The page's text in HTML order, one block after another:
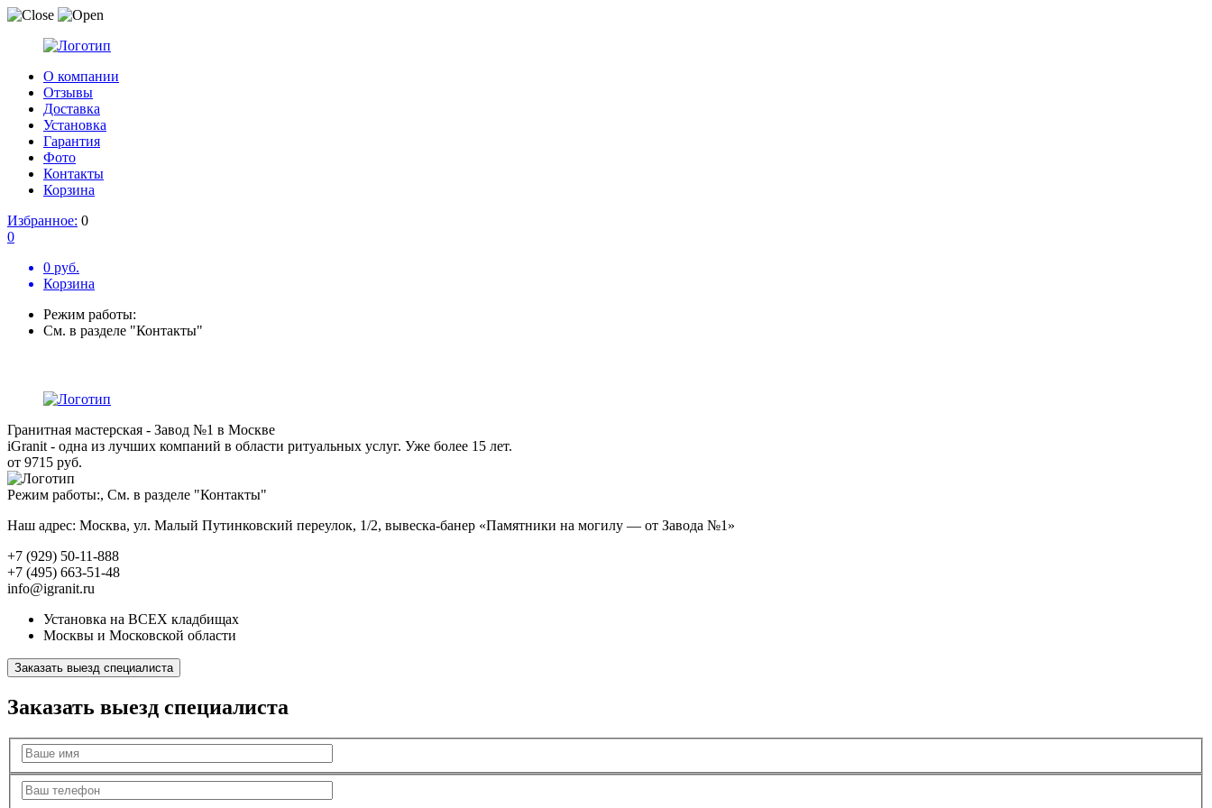
О компании
Отзывы
Доставка
Установка
Гарантия
Фото
Контакты
Корзина
Избранное: 0
0
0 руб.
Корзина
Режим работы:
См. в разделе "Контакты"
Гранитная мастерская - Завод №1 в Москве
iGranit - одна из лучших компаний в области ритуальных услуг. Уже более 15 лет.
от 9715 руб.
Режим работы:, См. в разделе "Контакты"
Наш адрес: Москва, ул. Малый Путинковский переулок, 1/2, вывеска-банер «Памятники на могилу — от Завода №1»
+7 (929) 50-11-888
+7 (495) 663-51-48
info@igranit.ru
Установка на ВСЕХ кладбищах
Москвы и Московской области
Заказать выезд специалиста
Заказать выезд специалиста